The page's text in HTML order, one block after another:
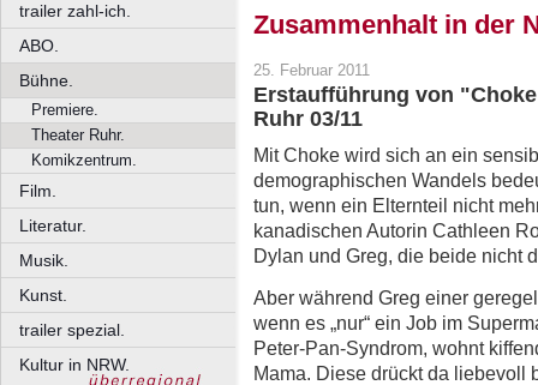
trailer zahl-ich.
ABO.
Bühne.
Premiere.
Theater Ruhr.
Komikzentrum.
Film.
Literatur.
Musik.
Kunst.
trailer spezial.
Kultur in NRW.
Zusammenhalt in der
25. Februar 2011
Erstaufführung von
Ruhr 03/11
Mit Choke wird sich an ein
demographischen Wandels
tun, wenn ein Elternteil nicht
kanadischen Autorin Cathleen
Dylan und Greg, die beide nicht
Aber während Greg einer
wenn es „nur“ ein Job im
Peter-Pan-Syndrom, wohnt
Mama. Diese drückt da liebevoll